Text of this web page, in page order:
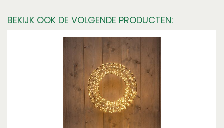
BEKIJK OOK DE VOLGENDE PRODUCTEN: